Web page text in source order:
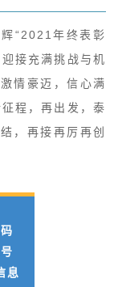
“2021年终表彰
接充满挑战与机
情豪迈，信心满
程，再出发，泰
，再接再厉再创
息